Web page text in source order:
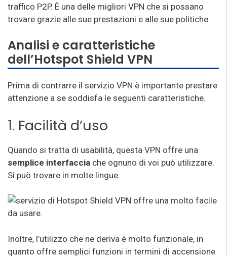
traffico P2P. È una delle migliori VPN che si possano
trovare grazie alle sue prestazioni e alle sue politiche.
Analisi e caratteristiche
dell’Hotspot Shield VPN
Prima di contrarre il servizio VPN è importante prestare
attenzione a se soddisfa le seguenti caratteristiche.
1. Facilità d’uso
Quando si tratta di usabilità, questa VPN offre una
semplice interfaccia che ognuno di voi può utilizzare.
Si può trovare in molte lingue.
Inoltre, l’utilizzo che ne deriva è molto funzionale, in
quanto offre semplici funzioni in termini di accensione